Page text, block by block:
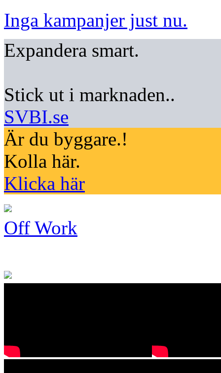
Inga kampanjer just nu.
Expandera smart.
Stick ut i marknaden..
SVBI.se
Är du byggare.!
Kolla här.
Klicka här
Off Work